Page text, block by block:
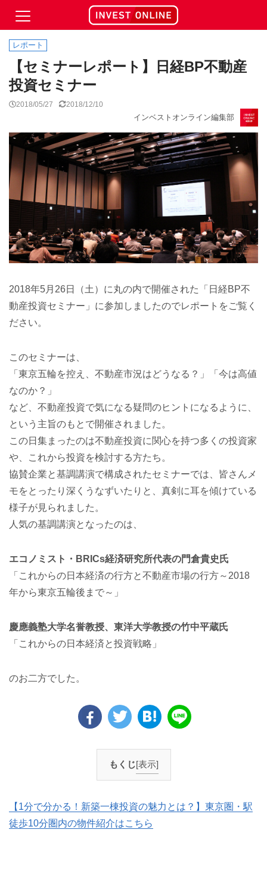
レポート
【セミナーレポート】日経BP不動産
投資セミナー
2018/05/27 2018/12/10
インベストオンライン編集部
2018年5月26日（土）に丸の内で開催された「日経BP不
動産投資セミナー」に参加しましたのでレポートをご覧く
ださい。
このセミナーは、
「東京五輪を控え、不動産市況はどうなる？」「今は高値
なのか？」
など、不動産投資で気になる疑問のヒントになるように、
という主旨のもとで開催されました。
この日集まったのは不動産投資に関心を持つ多くの投資家
や、これから投資を検討する方たち。
協賛企業と基調講演で構成されたセミナーでは、皆さんメ
モをとったり深くうなずいたりと、真剣に耳を傾けている
様子が見られました。
人気の基調講演となったのは、
エコノミスト・BRICs経済研究所代表の門倉貴史氏
「これからの日本経済の行方と不動産市場の行方～2018
年から東京五輪後まで～」
慶應義塾大学名誉教授、東洋大学教授の竹中平蔵氏
「これからの日本経済と投資戦略」
のお二方でした。
もくじ[表示]
【1分で分かる！新築一棟投資の魅力とは？】東京圏・駅
徒歩10分圏内の物件紹介はこちら